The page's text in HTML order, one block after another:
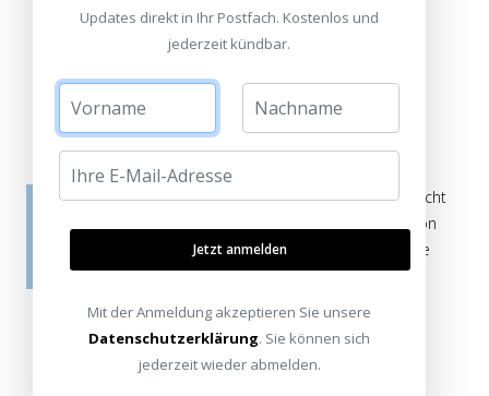
Kommentar / Bewertung schreiben
Die Bewertungen werden vor ihrer Veröffentlichung nicht
auf ihre Echtheit überprüft. Sie können daher auch von
Verbrauchern stammen, die die bewerteten Produkte
tatsächlich gar nicht erworben/genutzt haben.
Updates direkt in Ihr Postfach. Kostenlos und
jederzeit kündbar.
Jetzt anmelden
Mit der Anmeldung akzeptieren Sie unsere
Datenschutzerklärung. Sie können sich
jederzeit wieder abmelden.